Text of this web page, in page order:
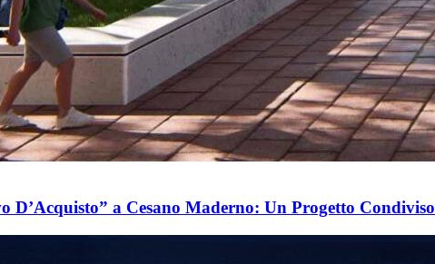
D’Acquisto” a Cesano Maderno: Un Progetto Condiviso